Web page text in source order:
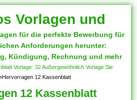
Vorlagen und
Muster
für die perfekte Bewerbung für
Anforderungen herunter:
Kündigung, Rechnung und mehr
Vorlage: 32 Außergewöhnlich Vorlage Sie
Hervorragen 12 Kassenblatt
12 Kassenblatt